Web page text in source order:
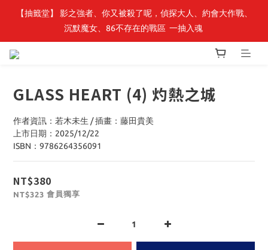
最新開賣🔥「全知讀者視角」 周邊商品
【抽籤堂】 影之強者、你又被殺了呢，偵探大人、約會大作戰、
沉默魔女、86不存在的戰區  一抽入魂
GLASS HEART (4) 灼熱之城
作者資訊：若木未生 / 插畫：藤田貴美
上市日期：2025/12/22
ISBN：9786264356091
NT$380
NT$323 會員獨享